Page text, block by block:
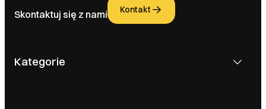
Skontaktuj się z nami Kontakt
Kategorie